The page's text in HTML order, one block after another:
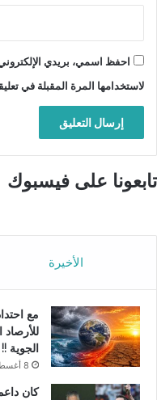
احفظ اسمي، بريدي
لاستخدامها المرة المقبلة في
تابعونا على فيسبوك
الأخيرة
مع
للأرصاد
الجوية !!
8 أغسطس، 2026
كان